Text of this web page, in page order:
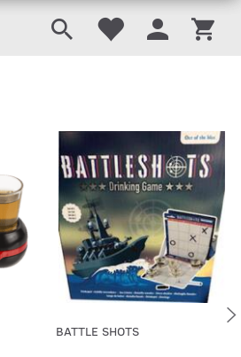
BATTLE SHOTS